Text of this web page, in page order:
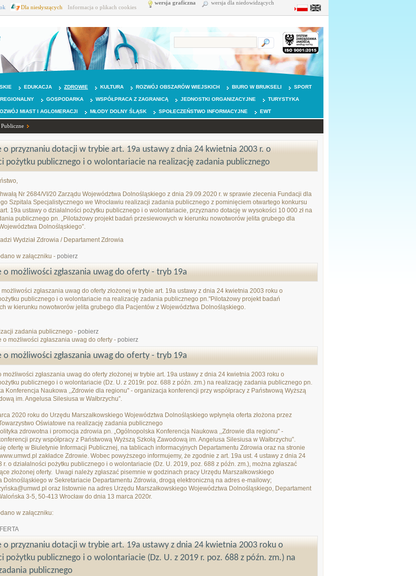
Dla niesłyszących Informacja o plikach cookies
wersja graficzna wersja dla niedowidzących
EDUKACJA ZDROWIE KULTURA ROZWÓJ OBSZARÓW WIEJSKICH BIURO W BRUKSELI SPORT
GOSPODARKA WSPÓŁPRACA Z ZAGRANICĄ JEDNOSTKI ORGANIZACYJNE TURYSTYKA
MIAST I AGLOMERACJI MŁODY DOLNY ŚLĄSK SPOŁECZEŃSTWO INFORMACYJNE EWT
o przyznaniu dotacji w trybie art. 19a ustawy z dnia 24 kwietnia 2003 r. o
pożytku publicznego i o wolontariacie na realizację zadania publicznego
Nr 2684/VI/20 Zarządu Województwa Dolnośląskiego z dnia 29.09.2020 r. w sprawie zlecenia Fundacji dla
Szpitala Specjalistycznego we Wrocławiu realizacji zadania publicznego z pominięciem otwartego konkursu
19a ustawy o działalności pożytku publicznego i o wolontariacie, przyznano dotację w wysokości 10 000 zł na
publicznego pn. „Pilotażowy projekt badań przesiewowych w kierunku nowotworów jelita grubego dla
Dolnośląskiego”.
Wydział Zdrowia / Departament Zdrowia
w załączniku - pobierz
o możliwości zgłaszania uwag do oferty - tryb 19a
możliwości zgłaszania uwag do oferty złożonej w trybie art. 19a ustawy z dnia 24 kwietnia 2003 roku o
publicznego i o wolontariacie na realizację zadania publicznego pn."Pilotażowy projekt badań
w kierunku nowotworów jelita grubego dla Pacjentów z Województwa Dolnośląskiego.
zadania publicznego - pobierz
o możliwości zgłaszania uwag do oferty - pobierz
o możliwości zgłaszania uwag do oferty - tryb 19a
możliwości zgłaszania uwag do oferty złożonej w trybie art. 19a ustawy z dnia 24 kwietnia 2003 roku o
publicznego i o wolontariacie (Dz. U. z 2019r. poz. 688 z późn. zm.) na realizację zadania publicznego pn.
Konferencja Naukowa ,,Zdrowie dla regionu'' - organizacja konferencji przy współpracy z Państwową Wyższą
im. Angelusa Silesiusa w Wałbrzychu”.
2020 roku do Urzędu Marszałkowskiego Województwa Dolnośląskiego wpłynęła oferta złożona przez
Oświatowe na realizację zadania publicznego
zdrowotna i promocja zdrowia pn. „Ogólnopolska Konferencja Naukowa ,,Zdrowie dla regionu'' -
przy współpracy z Państwową Wyższą Szkołą Zawodową im. Angelusa Silesiusa w Wałbrzychu”.
ofertę w Biuletynie Informacji Publicznej, na tablicach informacyjnych Departamentu Zdrowia oraz na stronie
zakładce Zdrowie. Wobec powyższego informujemy, że zgodnie z art. 19a ust. 4 ustawy z dnia 24
r. o działalności pożytku publicznego i o wolontariacie (Dz. U. 2019, poz. 688 z późn. zm.), można zgłaszać
złożonej oferty. Uwagi należy zgłaszać pisemnie w godzinach pracy Urzędu Marszałkowskiego
Dolnośląskiego w Sekretariacie Departamentu Zdrowia, drogą elektroniczną na adres e-mailowy;
oraz listownie na adres Urzędu Marszałkowskiego Województwa Dolnośląskiego, Departament
3-5, 50-413 Wrocław do dnia 13 marca 2020r.
w załączniku:
o przyznaniu dotacji w trybie art. 19a ustawy z dnia 24 kwietnia 2003 roku o
pożytku publicznego i o wolontariacie (Dz. U. z 2019 r. poz. 688 z późn. zm.) na
publicznego